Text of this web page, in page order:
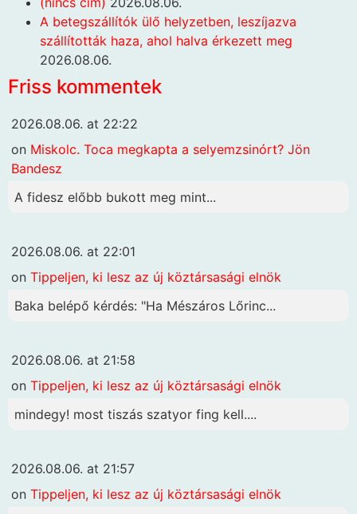
A betegszállítók ülő helyzetben, leszíjazva
szállították haza, ahol halva érkezett meg
2026.08.06.
Friss kommentek
2026.08.06. at 22:22
on Miskolc. Toca megkapta a selyemzsinórt? Jön
Bandesz
A fidesz előbb bukott meg mint...
2026.08.06. at 22:01
on Tippeljen, ki lesz az új köztársasági elnök
Baka belépő kérdés: "Ha Mészáros Lőrinc...
2026.08.06. at 21:58
on Tippeljen, ki lesz az új köztársasági elnök
mindegy! most tiszás szatyor fing kell....
2026.08.06. at 21:57
on Tippeljen, ki lesz az új köztársasági elnök